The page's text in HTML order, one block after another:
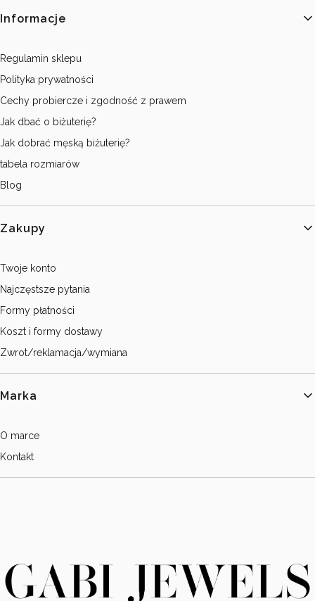
Linki w stopce
Informacje
Regulamin sklepu
Polityka prywatności
Cechy probiercze i zgodność z prawem
Jak dbać o biżuterię?
Jak dobrać męską biżuterię?
tabela rozmiarów
Blog
Zakupy
Twoje konto
Najczęstsze pytania
Formy płatności
Koszt i formy dostawy
Zwrot/reklamacja/wymiana
Marka
O marce
Kontakt